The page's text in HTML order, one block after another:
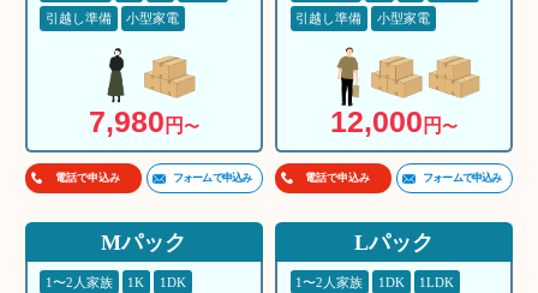
引越し準備 小型家電
7,980 円 〜
電話で申込み フォームで申込み
引越し準備 小型家電
12,000 円 〜
電話で申込み フォームで申込み
Mパック
1〜2人家族 1K 1DK
Lパック
1〜2人家族 1DK 1LDK